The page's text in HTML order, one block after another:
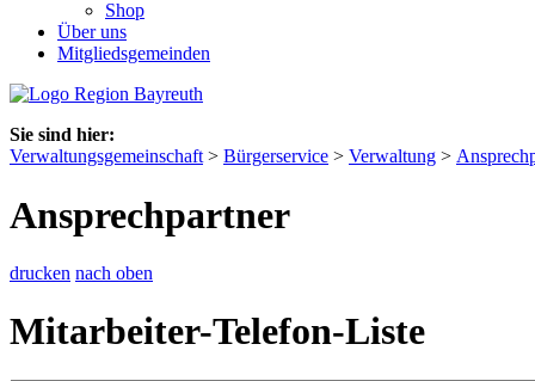
Shop
Über uns
Mitgliedsgemeinden
Sie sind hier:
Verwaltungsgemeinschaft > Bürgerservice > Verwaltung >
Ansprechpartner
drucken nach oben
Mitarbeiter-Telefon-Liste